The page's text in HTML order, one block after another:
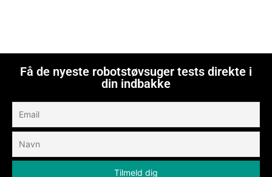
Få de nyeste robotstøvsuger tests direkte i
din indbakke